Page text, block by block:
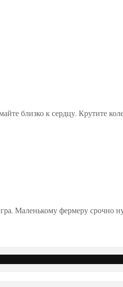
близко к сердцу. Крутите
Маленькому фермеру срочно